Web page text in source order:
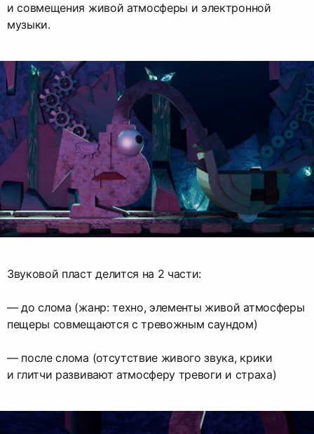
и совмещения живой атмосферы и электронной
музыки.
Звуковой пласт делится на 2 части:
— до слома (жанр: техно, элементы живой атмосферы
пещеры совмещаются с тревожным саундом)
— после слома (отсутствие живого звука, крики
и глитчи развивают атмосферу тревоги и страха)